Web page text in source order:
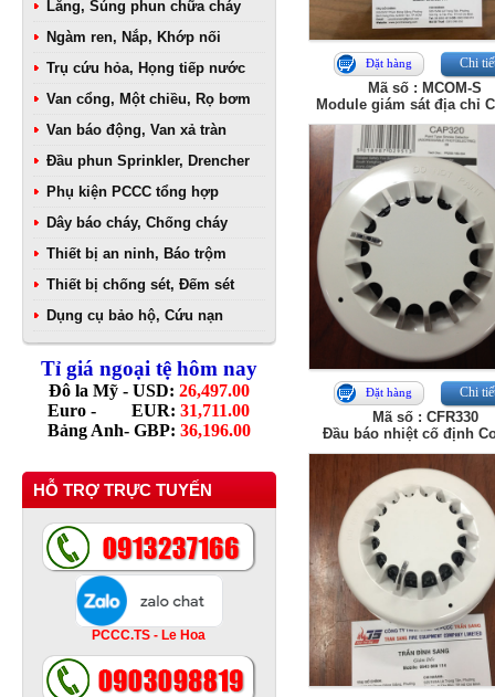
Lăng, Súng phun chữa cháy
Ngàm ren, Nắp, Khớp nối
Trụ cứu hỏa, Họng tiếp nước
Van cổng, Một chiều, Rọ bơm
Van báo động, Van xả tràn
Đầu phun Sprinkler, Drencher
Phụ kiện PCCC tổng hợp
Dây báo cháy, Chống cháy
Thiết bị an ninh, Báo trộm
Thiết bị chống sét, Đếm sét
Dụng cụ bảo hộ, Cứu nạn
Tỉ giá ngoại tệ hôm nay
Đô la Mỹ - USD: 26,497.00
Euro - EUR: 31,711.00
Bảng Anh- GBP: 36,196.00
HỖ TRỢ TRỰC TUYẾN
PCCC.TS - Le Hoa
Đặt hàng Chi
Mã số : MCOM-S
Module giám sát địa chỉ
Đặt hàng Chi
Mã số : CFR330
Đầu báo nhiệt cố định